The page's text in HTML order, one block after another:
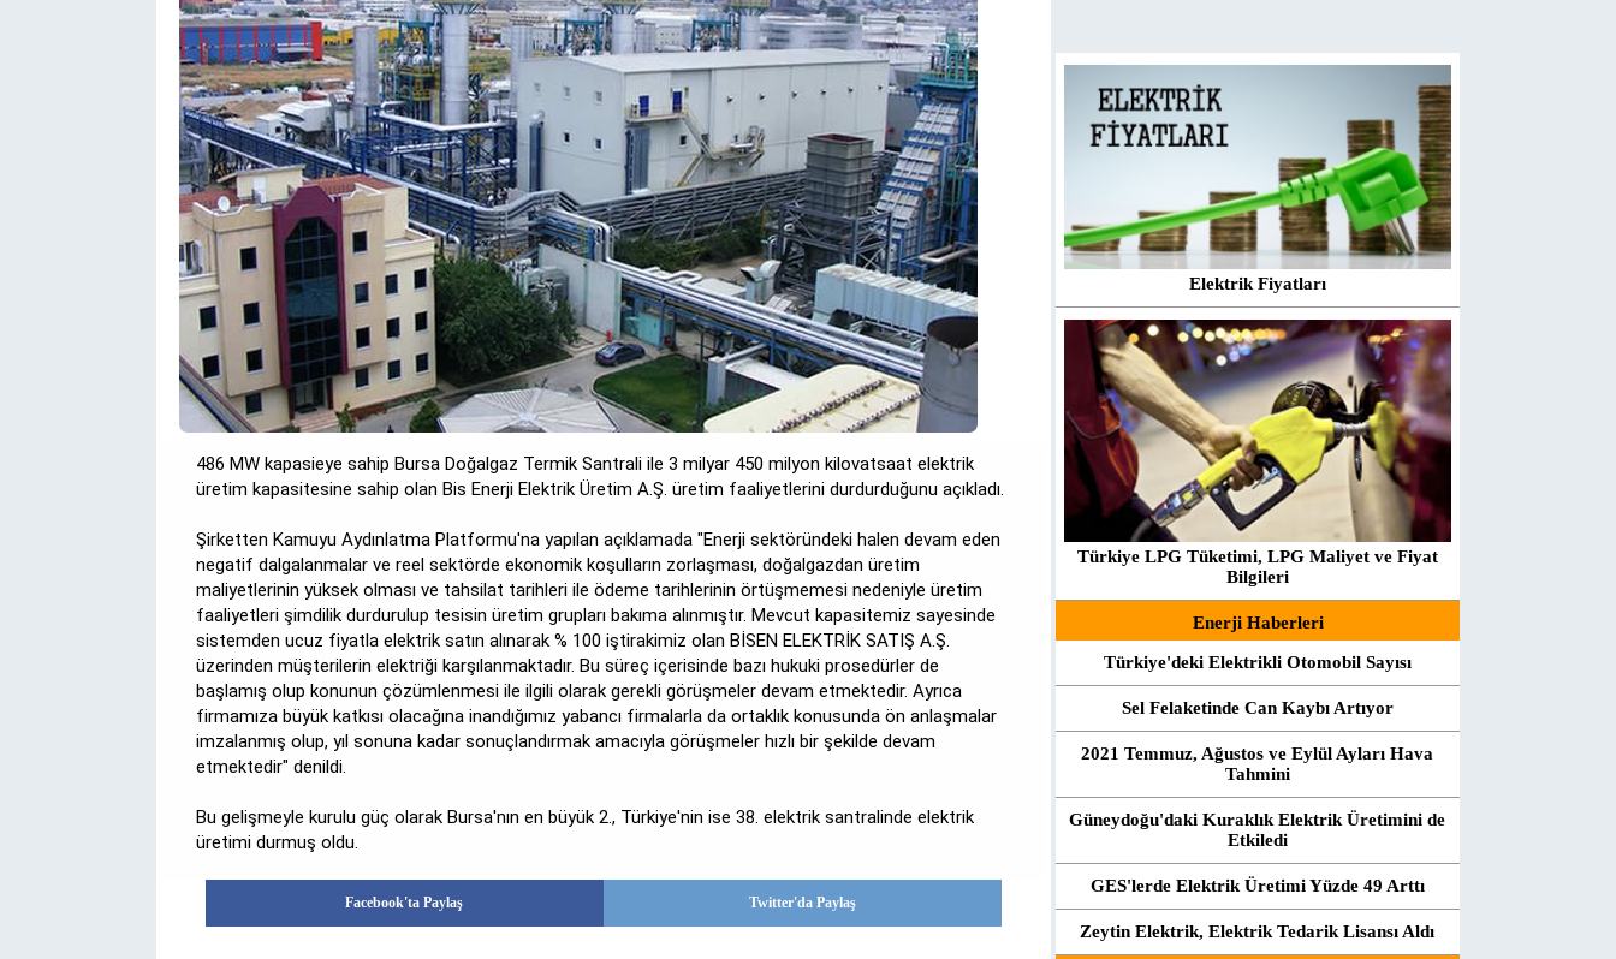
486 MW kapasieye sahip Bursa Doğalgaz Termik Santrali ile 3 milyar 450 milyon kilovatsaat elektrik
üretim kapasitesine sahip olan Bis Enerji Elektrik Üretim A.Ş. üretim faaliyetlerini durdurduğunu açıkladı.
Şirketten Kamuyu Aydınlatma Platformu'na yapılan açıklamada "Enerji sektöründeki halen devam eden
negatif dalgalanmalar ve reel sektörde ekonomik koşulların zorlaşması, doğalgazdan üretim
maliyetlerinin yüksek olması ve tahsilat tarihleri ile ödeme tarihlerinin örtüşmemesi nedeniyle üretim
faaliyetleri şimdilik durdurulup tesisin üretim grupları bakıma alınmıştır. Mevcut kapasitemiz sayesinde
sistemden ucuz fiyatla elektrik satın alınarak % 100 iştirakimiz olan BİSEN ELEKTRİK SATIŞ A.Ş.
üzerinden müşterilerin elektriği karşılanmaktadır. Bu süreç içerisinde bazı hukuki prosedürler de
başlamış olup konunun çözümlenmesi ile ilgili olarak gerekli görüşmeler devam etmektedir. Ayrıca
firmamıza büyük katkısı olacağına inandığımız yabancı firmalarla da ortaklık konusunda ön anlaşmalar
imzalanmış olup, yıl sonuna kadar sonuçlandırmak amacıyla görüşmeler hızlı bir şekilde devam
etmektedir" denildi.
Bu gelişmeyle kurulu güç olarak Bursa'nın en büyük 2., Türkiye'nin ise 38. elektrik santralinde elektrik
üretimi durmuş oldu.
Facebook'ta Paylaş Twitter'da Paylaş
Elektrik Fiyatları
Türkiye LPG Tüketimi, LPG Maliyet ve Fiyat
Bilgileri
Enerji Haberleri
Türkiye'deki Elektrikli Otomobil Sayısı
Sel Felaketinde Can Kaybı Artıyor
2021 Temmuz, Ağustos ve Eylül Ayları Hava
Tahmini
Güneydoğu'daki Kuraklık Elektrik Üretimini de
Etkiledi
GES'lerde Elektrik Üretimi Yüzde 49 Arttı
Zeytin Elektrik, Elektrik Tedarik Lisansı Aldı